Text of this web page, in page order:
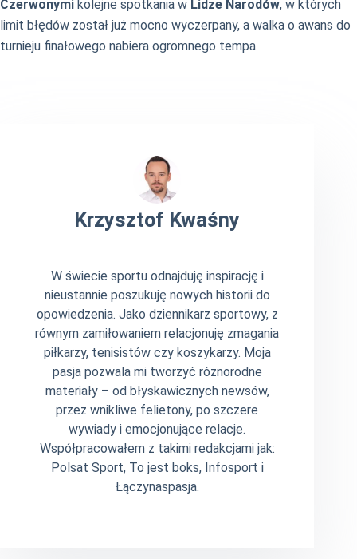
Czerwonymi kolejne spotkania w Lidze Narodów, w których
limit błędów został już mocno wyczerpany, a walka o awans do
turnieju finałowego nabiera ogromnego tempa.
Krzysztof Kwaśny
W świecie sportu odnajduję inspirację i
nieustannie poszukuję nowych historii do
opowiedzenia. Jako dziennikarz sportowy, z
równym zamiłowaniem relacjonuję zmagania
piłkarzy, tenisistów czy koszykarzy. Moja
pasja pozwala mi tworzyć różnorodne
materiały – od błyskawicznych newsów,
przez wnikliwe felietony, po szczere
wywiady i emocjonujące relacje.
Współpracowałem z takimi redakcjami jak:
Polsat Sport, To jest boks, Infosport i
Łączynaspasja.